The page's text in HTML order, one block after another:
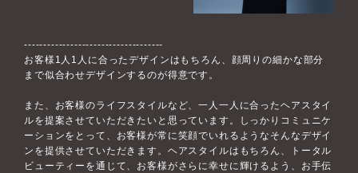
------------------------------------
お客様1人1人に合ったデザインはもちろん、顔周りの細かな部分
まで似合わせデザインするのが得意です。
また、お客様のライフスタイルなど、一人一人に合ったヘアスタイ
ルを提案させていただきたいと思っています。しっかりコミュニケ
ーションをとって、お客様が常に笑顔でいれるようなそんなデザイ
ンを提供させていただきます。ヘアスタイルはもちろん、トータル
ビューティーを通じて、お客様がさらに幸せに輝けるよう、お手伝